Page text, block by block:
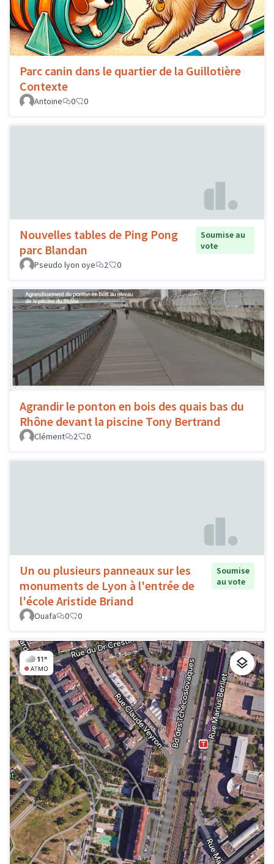
Parc canin dans le quartier de la Guillotière
Contexte
Antoine 0 0
Nouvelles tables de Ping Pong
parc Blandan
Soumise au
vote
Pseudo lyon oye
2 0
Agrandir le ponton en bois des quais bas du
Rhône devant la piscine Tony Bertrand
Clément 2 0
Un ou plusieurs panneaux sur les
monuments de Lyon à l'entrée de
l'école Aristide Briand
Soumise
au vote
Ouafa 0 0